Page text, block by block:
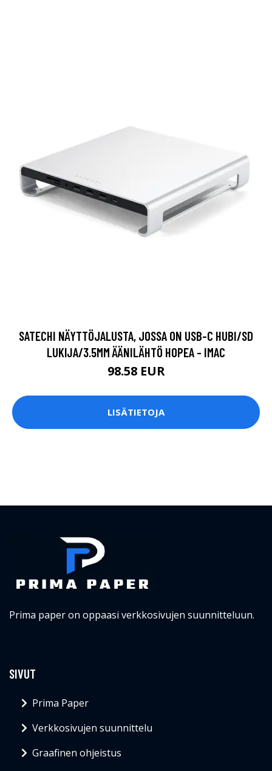
SATECHI NÄYTTÖJALUSTA, JOSSA ON USB-C HUBI/SD
LUKIJA/3.5MM ÄÄNILÄHTÖ HOPEA - IMAC
98.58 EUR
LISÄTIETOJA
Prima paper on oppaasi verkkosivujen suunnitteluun.
SIVUT
Prima Paper
Verkkosivujen suunnittelu
Graafinen ohjeistus